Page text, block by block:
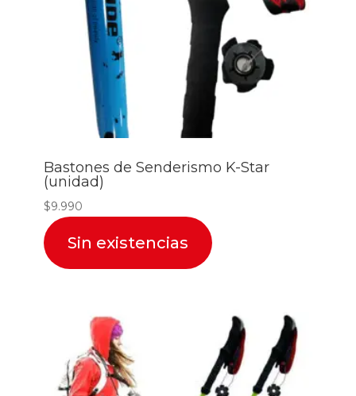
Bastones de Senderismo K-Star
(unidad)
$9.990
Sin existencias